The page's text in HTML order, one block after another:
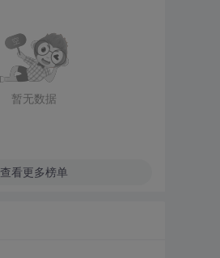
暂无数据
查看更多榜单